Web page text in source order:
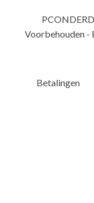
Voorbehouden -
Betalingen